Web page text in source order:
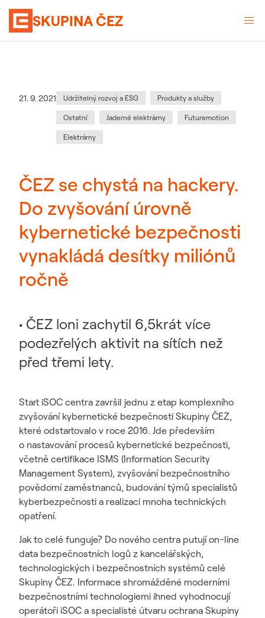
SKUPINA ČEZ
Datum zveřejnění
21. 9. 2021 Kategorie:
Udržitelný rozvoj a ESG Produkty a služby
Ostatní Jaderné elektrárny Futuremotion
Elektrárny
ČEZ se chystá na hackery.
Do zvyšování úrovně
kybernetické bezpečnosti
vynakládá desítky miliónů
ročně
• ČEZ loni zachytil 6,5krát více
podezřelých aktivit na sítích než
před třemi lety.
Start iSOC centra završil jednu z etap komplexního
zvyšování kybernetické bezpečnosti Skupiny ČEZ,
které odstartovalo v roce 2016. Jde především
o nastavování procesů kybernetické bezpečnosti,
včetně certifikace ISMS (Information Security
Management System), zvyšování bezpečnostního
povědomí zaměstnanců, budování týmů specialistů
kyberbezpečnosti a realizaci mnoha technických
opatření.
Jak to celé funguje? Do nového centra putují on-line
data bezpečnostních logů z kancelářských,
technologických i bezpečnostních systémů celé
Skupiny ČEZ. Informace shromážděné moderními
bezpečnostními technologiemi ihned vyhodnocují
operátoři iSOC a specialisté útvaru ochrana Skupiny